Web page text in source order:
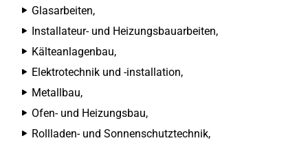
Glasarbeiten,
Installateur- und Heizungsbauarbeiten,
Kälteanlagenbau,
Elektrotechnik und -installation,
Metallbau,
Ofen- und Heizungsbau,
Rollladen- und Sonnenschutztechnik,